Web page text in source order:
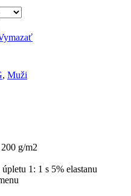
, Muži
g/m2
1: 1 s 5% elastanu